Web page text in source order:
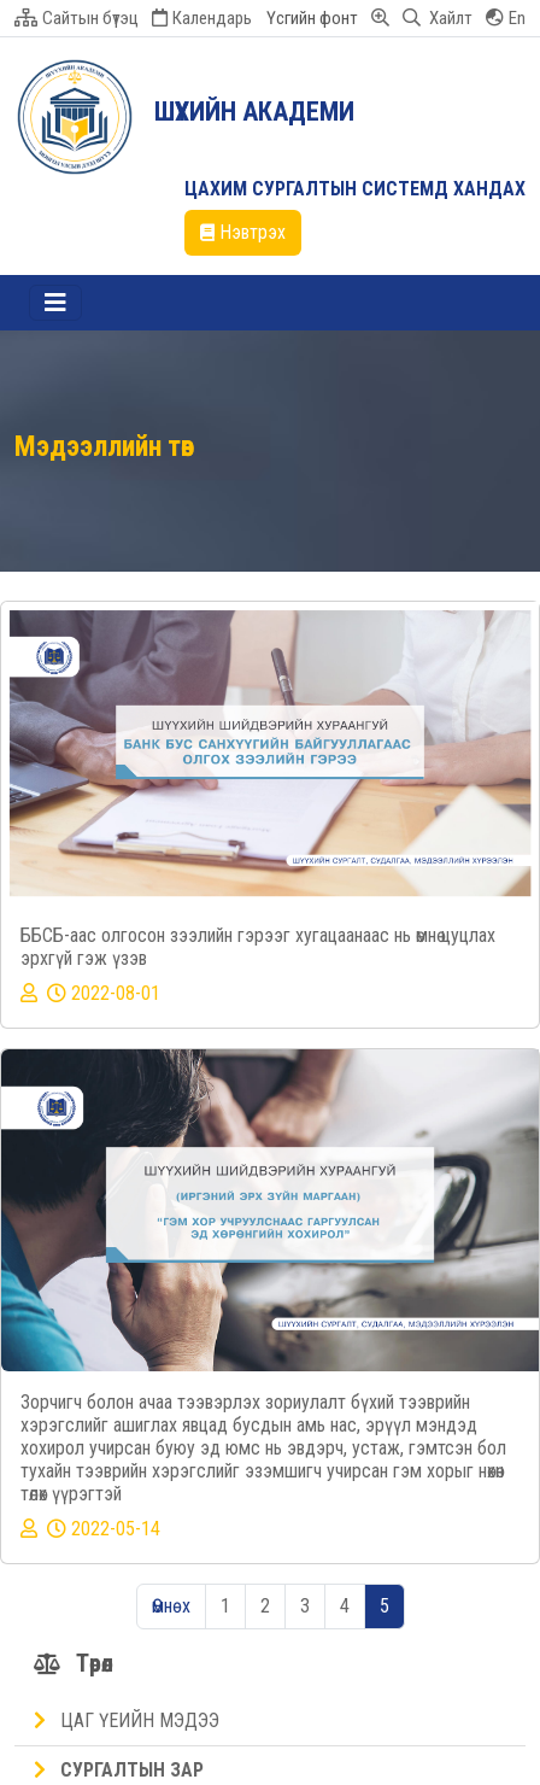
Сайтын бүтэц Календарь Үсгийн фонт Хайлт En
ШҮҮХИЙН АКАДЕМИ
ЦАХИМ СУРГАЛТЫН СИСТЕМД ХАНДАХ
Нэвтрэх
Мэдээллийн төв
ББСБ-аас олгосон зээлийн гэрээг хугацаанаас нь өмнө цуцлах
эрхгүй гэж үзэв
2022-08-01
Зорчигч болон ачаа тээвэрлэх зориулалт бүхий тээврийн
хэрэгслийг ашиглах явцад бусдын амь нас, эрүүл мэндэд
хохирол учирсан буюу эд юмс нь эвдэрч, устаж, гэмтсэн бол
тухайн тээврийн хэрэгслийг эзэмшигч учирсан гэм хорыг нөхөн
төлөх үүрэгтэй
2022-05-14
Өмнөх 1 2 3 4 5
Төрөл
ЦАГ ҮЕИЙН МЭДЭЭ
СУРГАЛТЫН ЗАР